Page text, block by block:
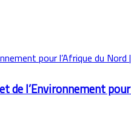
l’Environnement